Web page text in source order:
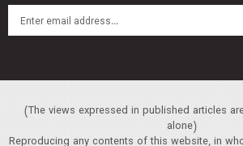
(The views expressed in published articles
alone)